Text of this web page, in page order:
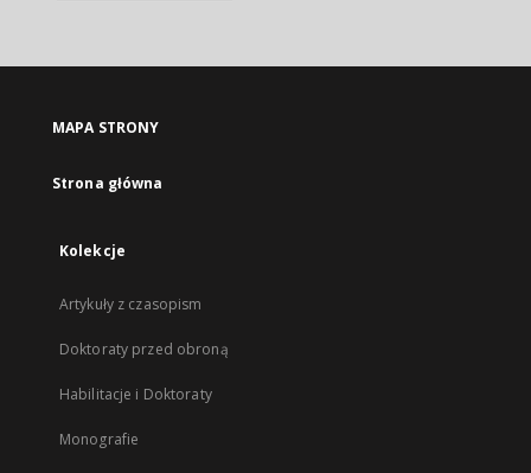
MAPA STRONY
Strona główna
Kolekcje
Artykuły z czasopism
Doktoraty przed obroną
Habilitacje i Doktoraty
Monografie